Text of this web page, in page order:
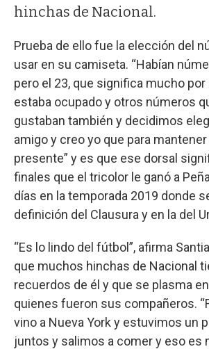
hinchas de Nacional.
Prueba de ello fue la elección del
usar en su camiseta. “Habían
pero el 23, que significa mucho por
estaba ocupado y otros números
gustaban también y decidimos
amigo y creo yo que para mantener
presente” y es que ese dorsal
finales que el tricolor le ganó a
días en la temporada 2019 donde
definición del Clausura y en la del
“Es lo lindo del fútbol”, afirma
que muchos hinchas de Nacional
recuerdos de él y que se plasma
quienes fueron sus compañeros.
vino a Nueva York y estuvimos un
juntos y salimos a comer y eso es